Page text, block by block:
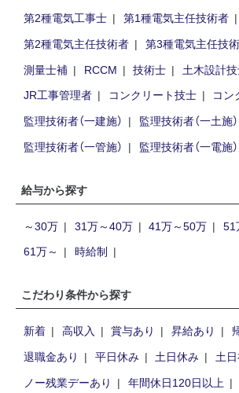
第2種電気工事士
第1種電気主任技術者
第2種電気主任技術者
第3種電気主任技
測量士補
RCCM 技術士
土木設計
JR工事管理者
コンクリート技士
コン
監理技術者（一建施）
監理技術者（一土施）
監理技術者（一管施）
監理技術者（一電施）
給与から探す
～30万 31万～40万 41万～50万
51
61万～
時給制
こだわり条件から探す
新着 高収入 賞与あり 昇給あり
退職金あり
平日休み 土日休み
土
ノー残業デーあり
年間休日120日以上